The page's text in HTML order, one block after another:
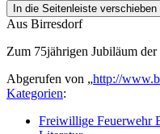
In die Seitenleiste verschieben
Aus Birresdorf
Zum 75jährigen Jubiläum der
Abgerufen von „http://
Kategorien:
Freiwillige Feuerwehr